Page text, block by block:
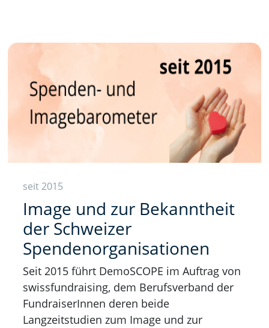
seit 2015
Image und zur Bekanntheit
der Schweizer
Spendenorganisationen
Seit 2015 führt DemoSCOPE im Auftrag von
swissfundraising, dem Berufsverband der
FundraiserInnen deren beide
Langzeitstudien zum Image und zur